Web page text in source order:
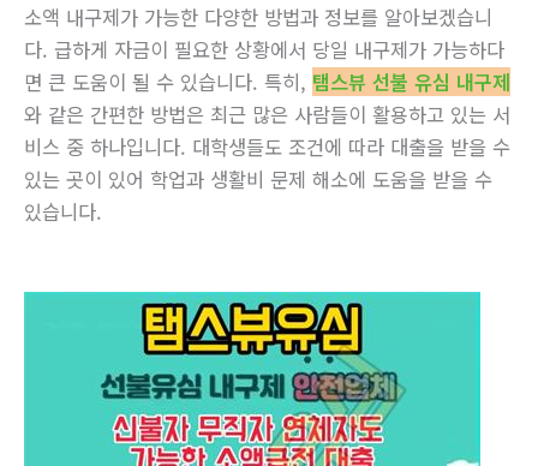
소액 내구제가 가능한 다양한 방법과 정보를 알아보겠습니
다. 급하게 자금이 필요한 상황에서 당일 내구제가 가능하다
면 큰 도움이 될 수 있습니다. 특히, 탬스뷰 선불 유심 내구제
와 같은 간편한 방법은 최근 많은 사람들이 활용하고 있는 서
비스 중 하나입니다. 대학생들도 조건에 따라 대출을 받을 수
있는 곳이 있어 학업과 생활비 문제 해소에 도움을 받을 수
있습니다.